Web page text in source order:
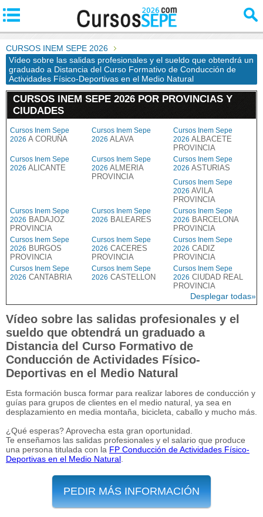
CURSOS INEM SEPE 2026
Vídeo sobre las salidas profesionales y el sueldo que obtendrá un
graduado a Distancia del Curso Formativo de Conducción de
Actividades Físico-Deportivas en el Medio Natural
CURSOS INEM SEPE 2026 POR PROVINCIAS Y
CIUDADES
Cursos Inem Sepe
2026 A CORUÑA
Cursos Inem Sepe
2026 ALAVA
Cursos Inem Sepe
2026 ALBACETE
PROVINCIA
Cursos Inem Sepe
2026 ALICANTE
Cursos Inem Sepe
2026 ALMERIA
PROVINCIA
Cursos Inem Sepe
2026 ASTURIAS
Cursos Inem Sepe
2026 AVILA
PROVINCIA
Cursos Inem Sepe
2026 BADAJOZ
PROVINCIA
Cursos Inem Sepe
2026 BALEARES
Cursos Inem Sepe
2026 BARCELONA
PROVINCIA
Cursos Inem Sepe
2026 BURGOS
PROVINCIA
Cursos Inem Sepe
2026 CACERES
PROVINCIA
Cursos Inem Sepe
2026 CADIZ
PROVINCIA
Cursos Inem Sepe
2026 CANTABRIA
Cursos Inem Sepe
2026 CASTELLON
Cursos Inem Sepe
2026 CIUDAD REAL
PROVINCIA
Desplegar todas»
Vídeo sobre las salidas profesionales y el
sueldo que obtendrá un graduado a
Distancia del Curso Formativo de
Conducción de Actividades Físico-
Deportivas en el Medio Natural
Esta formación busca formar para realizar labores de conducción y
guías para grupos de clientes en el medio natural, ya sea en
desplazamiento en media montaña, bicicleta, caballo y mucho más.
¿Qué esperas? Aprovecha esta gran oportunidad.
Te enseñamos las salidas profesionales y el salario que produce
una persona titulada con la FP Conducción de Actividades Físico-
Deportivas en el Medio Natural
PEDIR MÁS INFORMACIÓN